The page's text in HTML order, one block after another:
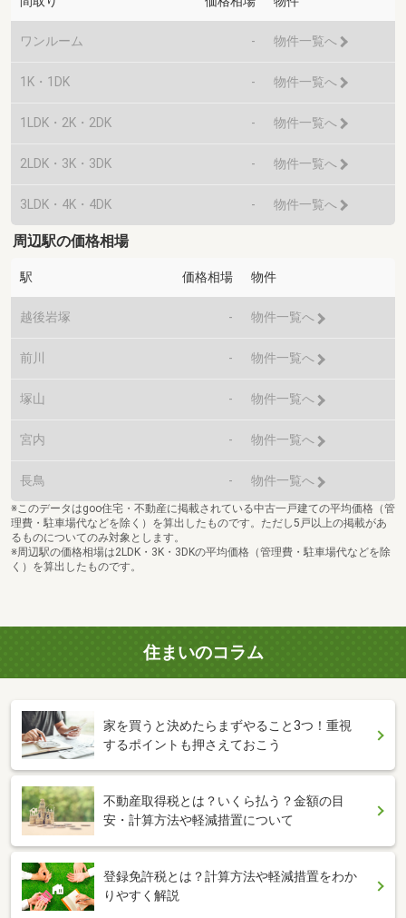
ワンルーム - 物件一覧へ
1K・1DK - 物件一覧へ
1LDK・2K・2DK - 物件一覧へ
2LDK・3K・3DK - 物件一覧へ
3LDK・4K・4DK - 物件一覧へ
周辺駅の価格相場
駅 価格相場 物件
越後岩塚 - 物件一覧へ
前川 - 物件一覧へ
塚山 - 物件一覧へ
宮内 - 物件一覧へ
長鳥 - 物件一覧へ
※このデータはgoo住宅・不動産に掲載されている中古一戸建ての平均価格（管
理費・駐車場代などを除く）を算出したものです。ただし5戸以上の掲載があ
るものについてのみ対象とします。
※周辺駅の価格相場は2LDK・3K・3DKの平均価格（管理費・駐車場代などを除
く）を算出したものです。
住まいのコラム
家を買うと決めたらまずやること3つ！重視
するポイントも押さえておこう
不動産取得税とは？いくら払う？金額の目
安・計算方法や軽減措置について
登録免許税とは？計算方法や軽減措置をわか
りやすく解説